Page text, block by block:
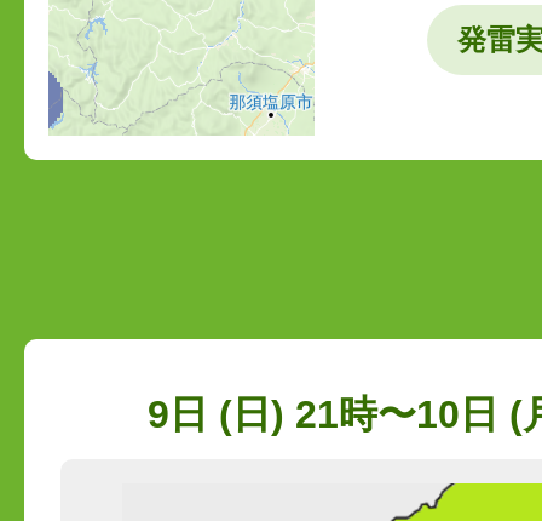
発雷
9日 (日) 21時〜10日 (